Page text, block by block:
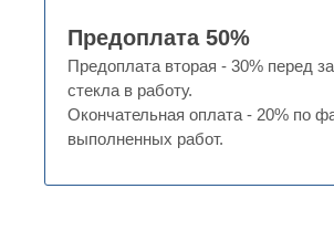
Предоплата 50%
Предоплата вторая - 30% перед
стекла в работу.
Окончательная оплата - 20% по
выполненных работ.